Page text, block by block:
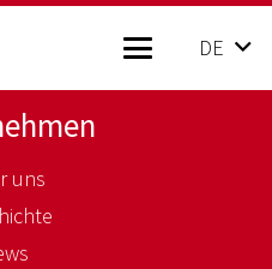
DE
uns